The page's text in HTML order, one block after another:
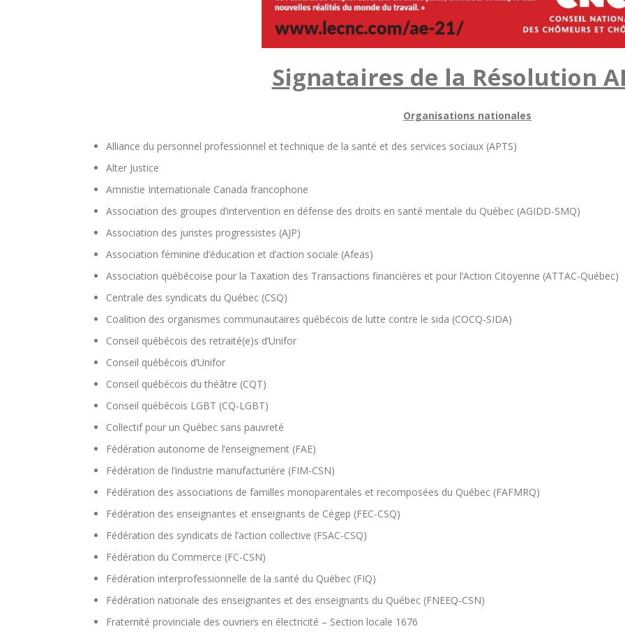
Signataires de la Résolution
Organisations nationales
Alliance du personnel professionnel et technique de la santé et des services sociaux (APTS)
Alter Justice
Amnistie Internationale Canada francophone
Association des groupes d’intervention en défense des droits en santé mentale du Québec (AGIDD-SMQ)
Association des juristes progressistes (AJP)
Association féminine d’éducation et d’action sociale (Afeas)
Association québécoise pour la Taxation des Transactions financières et pour l’Action Citoyenne (ATTAC-Québec)
Centrale des syndicats du Québec (CSQ)
Coalition des organismes communautaires québécois de lutte contre le sida (COCQ-SIDA)
Conseil québécois des retraité(e)s d’Unifor
Conseil québécois d’Unifor
Conseil québécois du théâtre (CQT)
Conseil québécois LGBT (CQ-LGBT)
Collectif pour un Québec sans pauvreté
Fédération autonome de l’enseignement (FAE)
Fédération de l’industrie manufacturière (FIM-CSN)
Fédération des associations de familles monoparentales et recomposées du Québec (FAFMRQ)
Fédération des enseignantes et enseignants de Cégep (FEC-CSQ)
Fédération des syndicats de l’action collective (FSAC-CSQ)
Fédération du Commerce (FC-CSN)
Fédération interprofessionnelle de la santé du Québec (FIQ)
Fédération nationale des enseignantes et des enseignants du Québec (FNEEQ-CSN)
Fraternité provinciale des ouvriers en électricité – Section locale 1676